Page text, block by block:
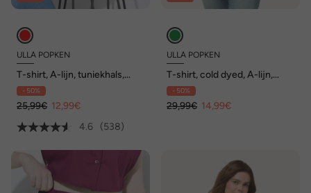
ULLA POPKEN
T-shirt, A-lijn, tuniekhals,
korte mouw
- 50%
25,99€ 12,99€
4.6
(538)
ULLA POPKEN
T-shirt, cold dyed, A-lijn,
ronde hals, halve mouwen
- 50%
29,99€ 14,99€